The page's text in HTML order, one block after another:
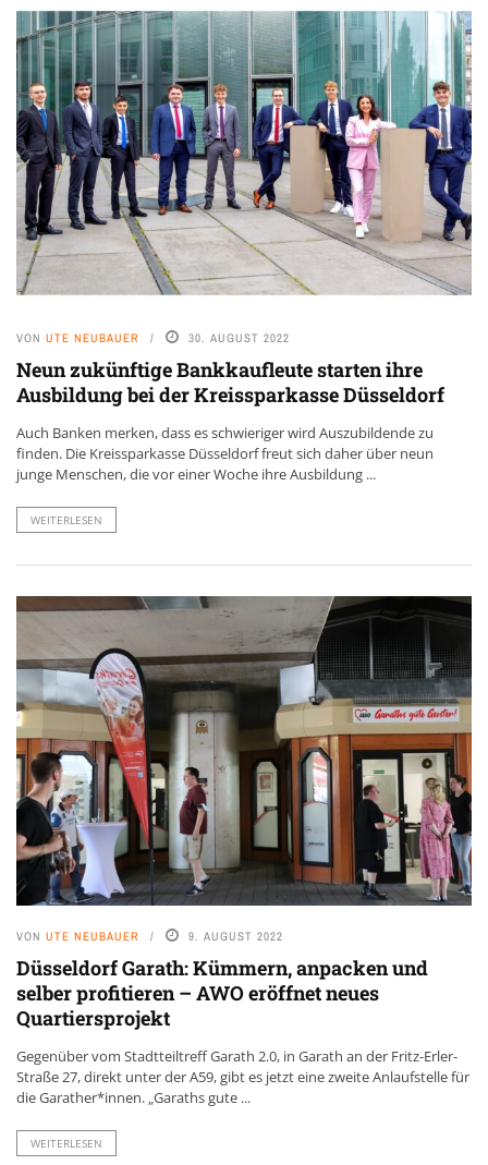
VON UTE NEUBAUER 30. AUGUST 2022
Neun zukünftige Bankkaufleute starten ihre
Ausbildung bei der Kreissparkasse Düsseldorf
Auch Banken merken, dass es schwieriger wird Auszubildende zu
finden. Die Kreissparkasse Düsseldorf freut sich daher über neun
junge Menschen, die vor einer Woche ihre Ausbildung ...
WEITERLESEN
VON UTE NEUBAUER 9. AUGUST 2022
Düsseldorf Garath: Kümmern, anpacken und
selber profitieren – AWO eröffnet neues
Quartiersprojekt
Gegenüber vom Stadtteiltreff Garath 2.0, in Garath an der Fritz-Erler-
Straße 27, direkt unter der A59, gibt es jetzt eine zweite Anlaufstelle für
die Garather*innen. „Garaths gute ...
WEITERLESEN